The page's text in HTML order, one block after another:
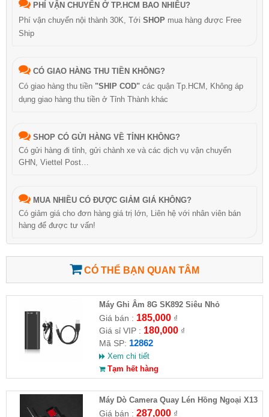
PHÍ VẬN CHUYỂN Ở TP.HCM BAO NHIÊU?
Phí vận chuyển nội thành 30K, Tới SHOP mua hàng được Free
Ship
CÓ GIAO HÀNG THU TIỀN KHÔNG?
Có giao hàng thu tiền "SHIP COD" các quận Tp.HCM, Không áp
dụng giao hàng thu tiền ở Tỉnh Thành khác
SHOP CÓ GỬI HÀNG VỀ TỈNH KHÔNG?
Có gửi hàng đi tỉnh, gửi chành xe và các dịch vụ vận chuyển
GHN, Viettel Post…
MUA NHIỀU CÓ ĐƯỢC GIẢM GIÁ KHÔNG?
Có giảm giá cho đơn hàng giá trị lớn, Liên hệ với nhân viên bán
hàng để được tư vấn!
CÓ THỂ BẠN QUAN TÂM
Máy Ghi Âm 8G SK892 Siêu Nhỏ
Giá bán : 185,000₫
Giá sỉ VIP : 180,000₫
Mã SP: 12862
Xem chi tiết
Tạm hết hàng
Máy Dò Camera Quay Lén Hồng Ngoại X13
Giá bán : 287,000₫